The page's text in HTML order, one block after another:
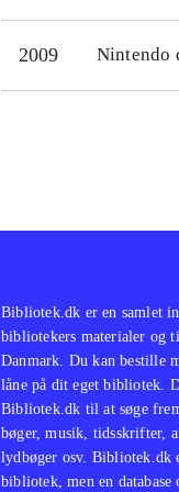
2009 Nintendo
Bibliotek.dk er en samlet
bibliotekers materialer og
Danmark. Du kan bestille
låne på dit eget bibliotek.
Bibliotek.dk til at søge
bøger, musik, tidsskrifter,
lydbøger osv. Bibliotek.dk
bibliotek, men en database